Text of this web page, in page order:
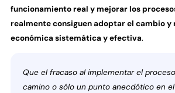
funcionamiento real y mejorar los
realmente consiguen adoptar el cambio y
económica sistemática y efectiva.
Que el fracaso al implementar el
camino o sólo un punto anecdótico en